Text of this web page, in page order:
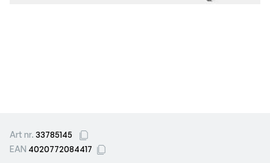
Art nr. 33785145
EAN 4020772084417